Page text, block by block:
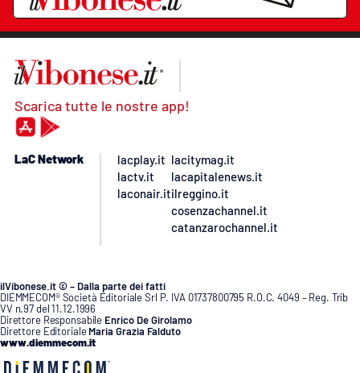
Scarica tutte le nostre app!
LaC Network
lacplay.it
lactv.it
laconair.it
lacitymag.it
lacapitalenews.it
ilreggino.it
cosenzachannel.it
catanzarochannel.it
ilVibonese.it © – Dalla parte dei fatti
DIEMMECOM® Società Editoriale Srl P. IVA 01737800795 R.O.C. 4049 – Reg. Trib
VV n.97 del 11.12.1996
Direttore Responsabile Enrico De Girolamo
Direttore Editoriale Maria Grazia Falduto
www.diemmecom.it